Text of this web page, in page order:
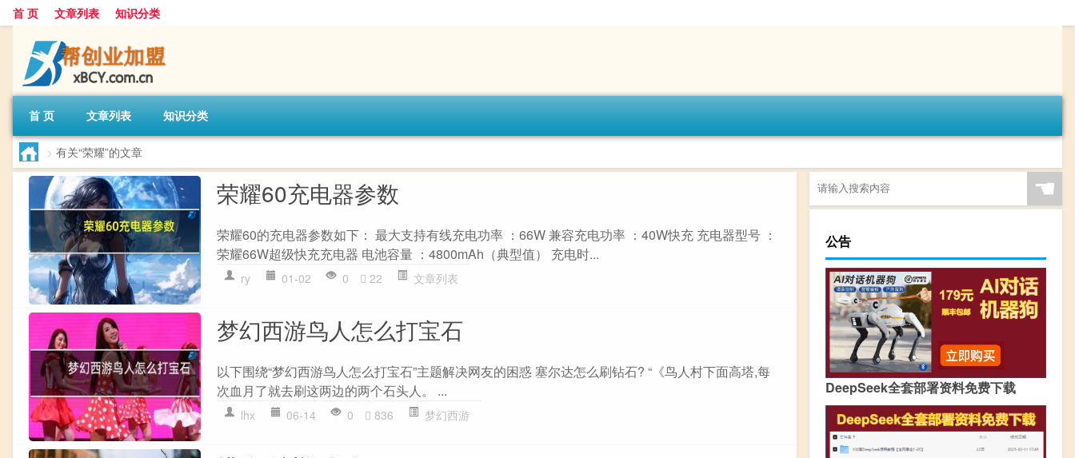
首 页 文章列表 知识分类
首 页 文章列表 知识分类
> 有关“荣耀”的文章
荣耀60充电器参数
荣耀60的充电器参数如下： 最大支持有线充电功率 ：66W 兼容充电功率 ：40W快充 充电器型号 ：
荣耀66W超级快充充电器 电池容量 ：4800mAh（典型值） 充电时...
ry 01-02 0 22 文章列表
梦幻西游鸟人怎么打宝石
以下围绕“梦幻西游鸟人怎么打宝石”主题解决网友的困惑 塞尔达怎么刷钻石? “《鸟人村下面高塔,每
次血月了就去刷这两边的两个石头人。 ...
lhx 06-14 0 836 梦幻西游
☚
公告
DeepSeek全套部署资料免费下载